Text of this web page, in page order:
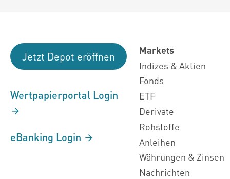
Jetzt Depot eröffnen
Wertpapierportal Login
eBanking Login
Markets
Indizes & Aktien
Fonds
ETF
Derivate
Rohstoffe
Anleihen
Währungen & Zinsen
Nachrichten